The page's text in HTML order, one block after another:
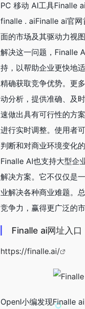
PC 移动 AI工具Finalle
finalle . aiFinalle ai官网
面的市场及其驱动力视
解决这一问题，Finalle
持，以帮助企业更快地
精确获取竞争优势。更
动分析，提供准确、及
速做出具有可行性的方
进行实时调整。使用者
判断和对商业环境变化
Finalle AI也支持大型企
解决方案。它不仅仅是
业解决各种商业难题。
竞争力，赢得更广泛的
Finalle ai网址入口
https://finalle.ai/
OpenI小编发现Finalle